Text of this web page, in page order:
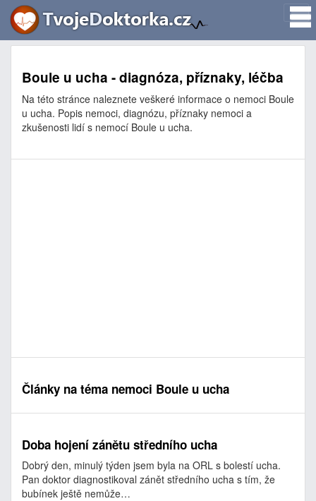
Boule u ucha - diagnóza, příznaky, léčba
Na této stránce naleznete veškeré informace o nemoci Boule
u ucha. Popis nemoci, diagnózu, příznaky nemoci a
zkušenosti lidí s nemocí Boule u ucha.
Články na téma nemoci Boule u ucha
Doba hojení zánětu středního ucha
Dobrý den, minulý týden jsem byla na ORL s bolestí ucha.
Pan doktor diagnostikoval zánět středního ucha s tím, že
bubínek ještě nemůže…